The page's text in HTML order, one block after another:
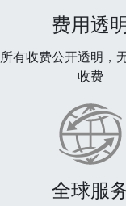
费用透明
所有收费公开透明，
收费
全球服